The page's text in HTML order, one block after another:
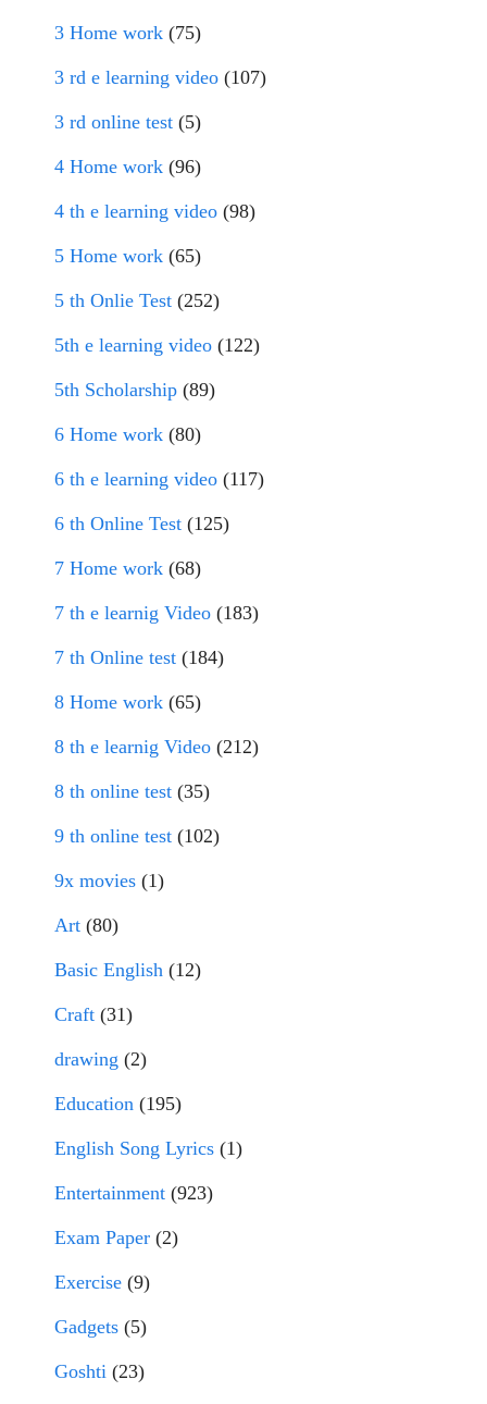
3 Home work (75)
3 rd e learning video (107)
3 rd online test (5)
4 Home work (96)
4 th e learning video (98)
5 Home work (65)
5 th Onlie Test (252)
5th e learning video (122)
5th Scholarship (89)
6 Home work (80)
6 th e learning video (117)
6 th Online Test (125)
7 Home work (68)
7 th e learnig Video (183)
7 th Online test (184)
8 Home work (65)
8 th e learnig Video (212)
8 th online test (35)
9 th online test (102)
9x movies (1)
Art (80)
Basic English (12)
Craft (31)
drawing (2)
Education (195)
English Song Lyrics (1)
Entertainment (923)
Exam Paper (2)
Exercise (9)
Gadgets (5)
Goshti (23)